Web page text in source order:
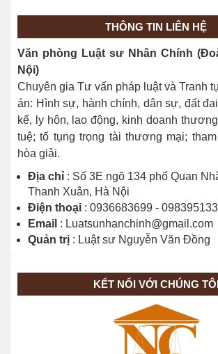
Quyền nhờ người bào
bị bắt, bị tạm giữ, bị
Kháng cáo bản án hình
được giảm nhẹ hình
án hình sự thế nào?
Áp dụng tình tiết “người
thành khẩn khai báo, ăn
"Tạm đình chỉ” và
quyết tố giác, tin báo
nào?
THÔNG TIN LIÊN HỆ
Văn phòng Luật sư Nhân Chính
Nội)
Chuyên gia Tư vấn pháp luật và Tranh
án: Hình sự, hành chính, dân sự, đất
kế, ly hôn, lao động, kinh doanh
tuệ; tố tụng trọng tài thương mại;
hòa giải.
Địa chỉ : Số 3E ngõ 134 phố Quan
Thanh Xuân, Hà Nội
Điện thoại : 0936683699 -
Email : Luatsunhanchinh@gmail.com
Quản trị : Luật sư Nguyễn Văn Đồng
KẾT NỐI VỚI CHÚNG